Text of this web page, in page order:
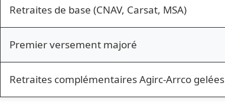
Retraites de base (CNAV, Carsat, MSA)
Premier versement majoré
Retraites complémentaires Agirc-Arrco gelées